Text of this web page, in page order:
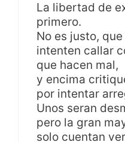
La libertad de
primero.
No es justo,
intenten callar
que hacen mal,
y encima
por intentar
Unos seran
pero la gran
solo cuentan